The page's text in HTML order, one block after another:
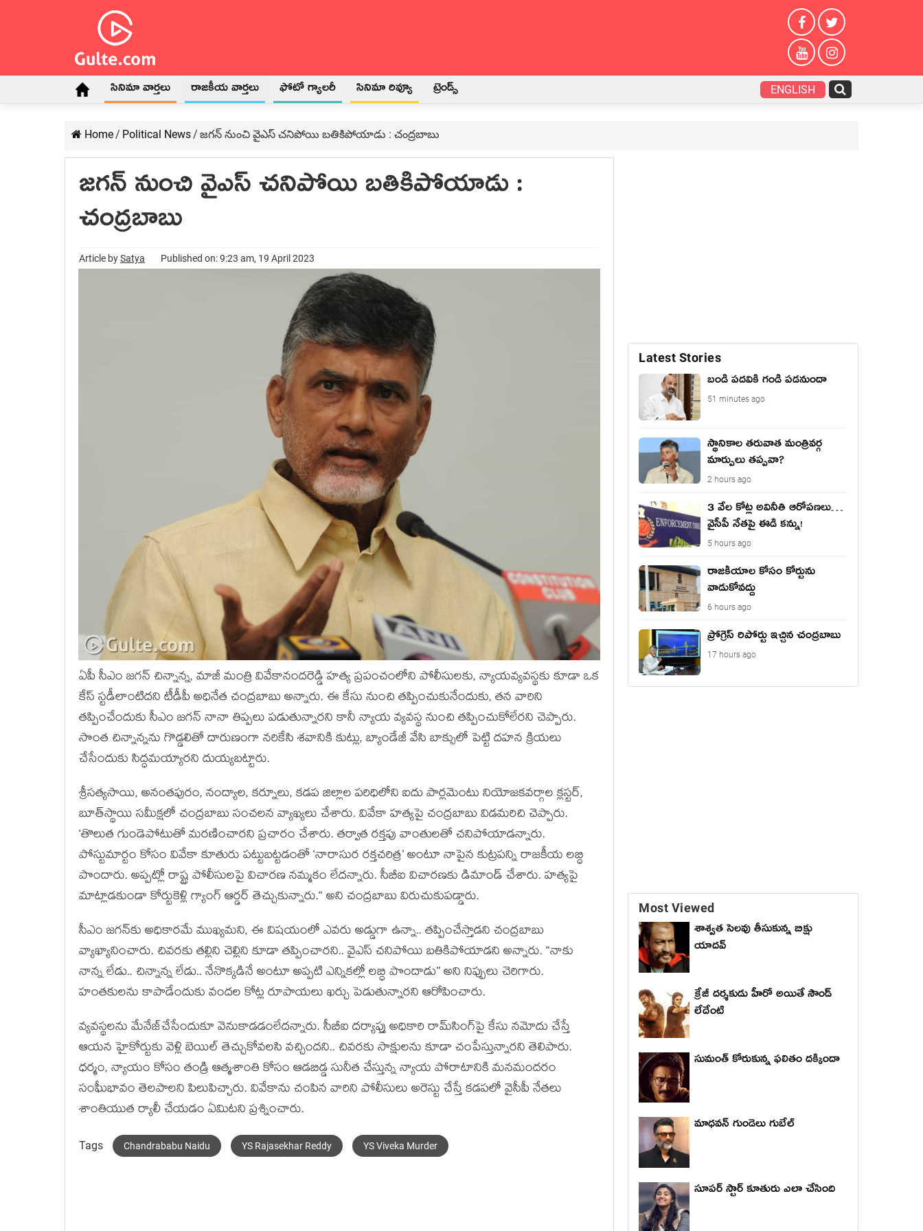
సినిమా వార్తలు రాజకీయ వార్తలు ఫోటో గ్యాలరీ సినిమా రివ్యూ ట్రెండ్స్ ENGLISH
Home/ Political News/ జ‌గ‌న్ నుంచి వైఎస్ చ‌నిపోయి బ‌తికిపోయాడు : చంద్ర‌బాబు
జ‌గ‌న్ నుంచి వైఎస్ చ‌నిపోయి బ‌తికిపోయాడు :
చంద్ర‌బాబు
Article bySatya Published on: 9:23 am, 19 April 2023
ఏపీ సీఎం జ‌గ‌న్ చిన్నాన్న‌, మాజీ మంత్రి వివేకానంద‌రెడ్డి హ‌త్య ప్రపంచంలోని పోలీసులకు, న్యాయ‌వ్య‌వ‌స్థ‌కు కూడా ఒక
కేస్‌ స్టడీలాంటిదని టీడీపీ అధినేత చంద్రబాబు అన్నారు. ఈ కేసు నుంచి తప్పించుకునేందుకు, త‌న వారిని
త‌ప్పించేందుకు సీఎం జ‌గ‌న్ నానా తిప్ప‌లు ప‌డుతున్నార‌ని కానీ న్యాయ వ్య‌వ‌స్థ నుంచి త‌ప్పించుకోలేర‌ని చెప్పారు.
సొంత‌ చిన్నాన్నను గొడ్డలితో దారుణంగా నరికేసి శవానికి కుట్లు, బ్యాండేజీ వేసి బాక్సులో పెట్టి దహన క్రియలు
చేసేందుకు సిద్ధమయ్యారని దుయ్యబట్టారు.
శ్రీసత్యసాయి, అనంతపురం, నంద్యాల, కర్నూలు, క‌డ‌ప‌ జిల్లాల పరిధిలోని ఐదు పార్లమెంటు నియోజకవర్గాల క్లస్టర్‌,
బూత్‌స్థాయి సమీక్షలో చంద్ర‌బాబు సంచ‌ల‌న వ్యాఖ్య‌లు చేశారు. వివేకా హత్యపై చంద్రబాబు విడ‌మ‌రిచి చెప్పారు.
‘తొలుత గుండెపోటుతో మరణించార‌ని ప్రచారం చేశారు. తర్వాత రక్తపు వాంతులతో చనిపోయాడన్నారు.
పోస్టుమార్టం కోసం వివేకా కూతురు పట్టుబట్టడంతో ‘నారాసుర రక్తచరిత్ర’ అంటూ నాపైన కుట్రపన్ని రాజకీయ లబ్ధి
పొందారు. అప్పట్లో రాష్ట్ర పోలీసులపై విచారణ నమ్మకం లేదన్నారు. సీబీఐ విచారణకు డిమాండ్‌ చేశారు. హత్యపై
మాట్లాడకుండా కోర్టుకెళ్లి గ్యాంగ్‌ ఆర్డర్‌ తెచ్చుకున్నారు.“ అని చంద్ర‌బాబు విరుచుకుప‌డ్డారు.
సీఎం జ‌గ‌న్‌కు అధికారమే ముఖ్య‌మని, ఈ విష‌యంలో ఎవ‌రు అడ్డుగా ఉన్నా.. త‌ప్పించేస్తాడ‌ని చంద్ర‌బాబు
వ్యాఖ్యానించారు. చివ‌ర‌కు త‌ల్లిని చెల్లిని కూడా త‌ప్పించార‌ని.. వైఎస్ చ‌నిపోయి బ‌తికిపోయాడ‌ని అన్నారు. “నాకు
నాన్న లేడు.. చిన్నాన్న లేడు.. నేనొక్కడినే అంటూ అప్పటి ఎన్నికల్లో లబ్ధి పొందాడు” అని నిప్పులు చెరిగారు.
హంతకులను కాపాడేందుకు వందల కోట్ల రూపాయలు ఖర్చు పెడుతున్నారని ఆరోపించారు.
వ్యవస్థలను మేనేజ్‌చేసేందుకూ వెనుకాడడంలేదన్నారు. సీబీఐ దర్యాప్తు అధికారి రామ్‌సింగ్‌పై కేసు నమోదు చేస్తే
ఆయన హైకోర్టుకు వెళ్లి బెయిల్‌ తెచ్చుకోవలసి వచ్చిందని.. చివరకు సాక్షులను కూడా చంపేస్తున్నారని తెలిపారు.
ధర్మం, న్యాయం కోసం తండ్రి ఆత్మశాంతి కోసం ఆడబిడ్డ సునీత చేస్తున్న న్యాయ పోరాటానికి మనమందరం
సంఘీభావం తెలపాలని పిలుపిచ్చారు. వివేకాను చంపిన వారిని పోలీసులు అరెస్టు చేస్తే కడపలో వైసీపీ నేతలు
శాంతియుత ర్యాలీ చేయడం ఏమిటని ప్ర‌శ్నించారు.
Tags Chandrababu Naidu YS Rajasekhar Reddy YS Viveka Murder
Latest Stories
బండి పదవికి గండి పడనుందా
51 minutes ago
స్థానికాల తరువాత మంత్రివర్గ
మార్పులు తప్పవా?
2 hours ago
3 వేల కోట్ల అవినీతి ఆరోపణలు…
వైసీపీ నేతపై ఈడి కన్ను!
5 hours ago
రాజ‌కీయాల కోసం కోర్టును
వాడుకోవ‌ద్దు
6 hours ago
ప్రోగ్రెస్ రిపోర్టు ఇచ్చిన చంద్ర‌బాబు
17 hours ago
Most Viewed
శాశ్వత సెలవు తీసుకున్న బిక్షు
యాదవ్
క్రేజీ దర్శకుడు హీరో అయితే సౌండ్
లేదేంటి
సుమంత్ కోరుకున్న ఫలితం దక్కిందా
మాధ‌వ‌న్ గుండెలు గుబేల్‌
సూపర్ స్టార్ కూతురు ఎలా చేసింది